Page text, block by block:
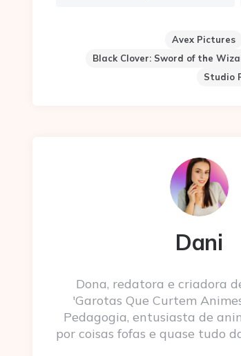
Avex Pictures
Black Clover: Sword of the
Studio
Dani
Dona, redatora e criadora
'Garotas Que Curtem
Pedagogia, entusiasta de
por coisas fofas e quase tudo